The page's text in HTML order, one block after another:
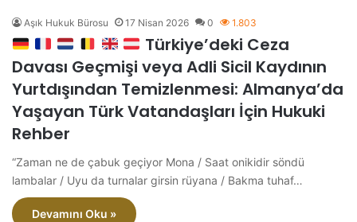
Aşık Hukuk Bürosu 17 Nisan 2026 0 1.803
Türkiye’deki Ceza
Davası Geçmişi veya Adli Sicil Kaydının
Yurtdışından Temizlenmesi: Almanya’da
Yaşayan Türk Vatandaşları İçin Hukuki
Rehber
“Zaman ne de çabuk geçiyor Mona / Saat onikidir söndü
lambalar / Uyu da turnalar girsin rüyana / Bakma tuhaf…
Devamını Oku »